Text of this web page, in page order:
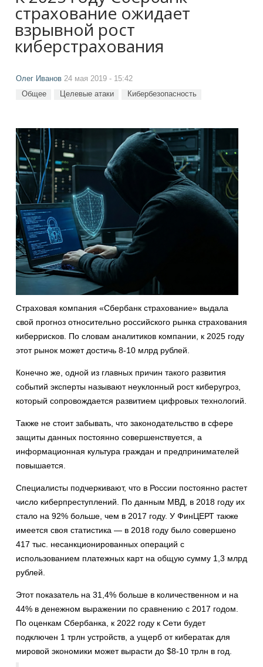
страхование ожидает
взрывной рост
киберстрахования
Олег Иванов 24 мая 2019 - 15:42
Общее Целевые атаки Кибербезопасность
Страховая компания «Сбербанк страхование» выдала
свой прогноз относительно российского рынка страхования
киберрисков. По словам аналитиков компании, к 2025 году
этот рынок может достичь 8-10 млрд рублей.
Конечно же, одной из главных причин такого развития
событий эксперты называют неуклонный рост киберугроз,
который сопровождается развитием цифровых технологий.
Также не стоит забывать, что законодательство в сфере
защиты данных постоянно совершенствуется, а
информационная культура граждан и предпринимателей
повышается.
Специалисты подчеркивают, что в России постоянно растет
число киберпреступлений. По данным МВД, в 2018 году их
стало на 92% больше, чем в 2017 году. У ФинЦЕРТ также
имеется своя статистика — в 2018 году было совершено
417 тыс. несанкционированных операций с
использованием платежных карт на общую сумму 1,3 млрд
рублей.
Этот показатель на 31,4% больше в количественном и на
44% в денежном выражении по сравнению с 2017 годом.
По оценкам Сбербанка, к 2022 году к Сети будет
подключен 1 трлн устройств, а ущерб от кибератак для
мировой экономики может вырасти до $8-10 трлн в год.